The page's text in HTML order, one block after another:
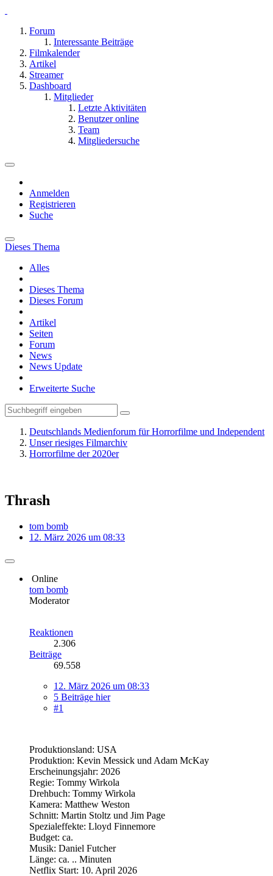
Forum
Interessante Beiträge
Filmkalender
Artikel
Streamer
Dashboard
Mitglieder
Letzte Aktivitäten
Benutzer online
Team
Mitgliedersuche
Anmelden
Registrieren
Suche
Dieses Thema
Alles
Dieses Thema
Dieses Forum
Artikel
Seiten
Forum
News
News Update
Erweiterte Suche
Deutschlands Medienforum für Horrorfilme und Independent
Unser riesiges Filmarchiv
Horrorfilme der 2020er
Thrash
tom bomb
12. März 2026 um 08:33
Online
tom bomb
Moderator
Reaktionen
2.306
Beiträge
69.558
12. März 2026 um 08:33
5 Beiträge hier
#1
Produktionsland: USA
Produktion: Kevin Messick und Adam McKay
Erscheinungsjahr: 2026
Regie: Tommy Wirkola
Drehbuch: Tommy Wirkola
Kamera: Matthew Weston
Schnitt: Martin Stoltz und Jim Page
Spezialeffekte: Lloyd Finnemore
Budget: ca.
Musik: Daniel Futcher
Länge: ca. .. Minuten
Netflix Start: 10. April 2026